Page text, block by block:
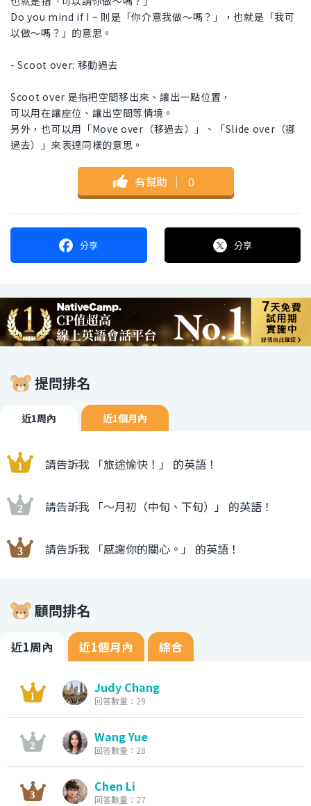
Do you mind if I ~ 則是「你介意我做～嗎？」，也就是「我可
以做～嗎？」的意思。
- Scoot over: 移動過去
Scoot over 是指把空間移出來、讓出一點位置，
可以用在讓座位、讓出空間等情境。
另外，也可以用「Move over（移過去）」、「Slide over（挪
過去）」來表達同樣的意思。
有幫助 ｜ 0
分享 分享
提問排名
近1周內 近1個月內
請告訴我 「旅途愉快！」 的英語！
請告訴我 「〜月初（中旬、下旬）」 的英語！
請告訴我 「感謝你的關心。」 的英語！
顧問排名
近1周內 近1個月內 綜合
Judy Chang
回答數量：29
Wang Yue
回答數量：28
Chen Li
回答數量：27